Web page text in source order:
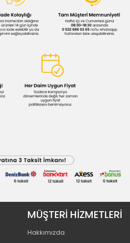
MÜŞTERİ HİZMETLERİ
Hakkımızda